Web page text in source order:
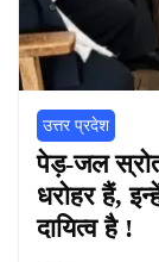
उत्तर प्रदेश
पेड़-जल
धरोहर हैं,
दायित्व है !